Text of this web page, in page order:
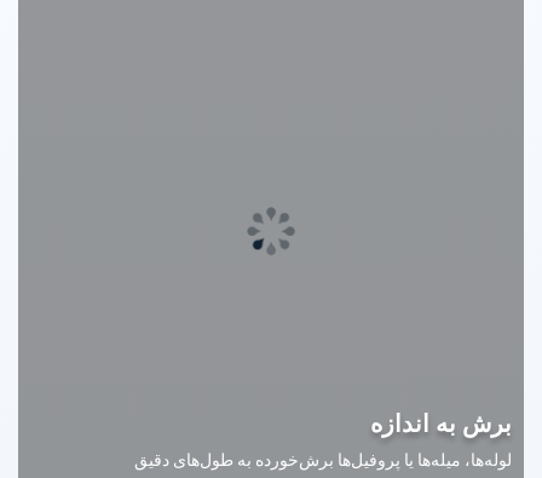
برش به اندازه
لوله‌ها، میله‌ها یا پروفیل‌ها برش‌خورده به طول‌های دقیق